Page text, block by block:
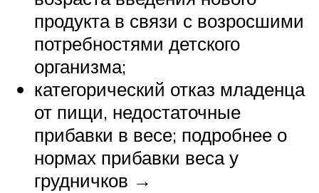
продукта в связи с возросшими
потребностями детского
организма;
категорический отказ младенца
от пищи, недостаточные
прибавки в весе; подробнее о
нормах прибавки веса у
грудничков →